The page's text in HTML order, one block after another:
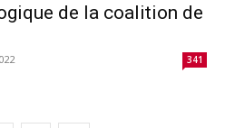
de la coalition de
341